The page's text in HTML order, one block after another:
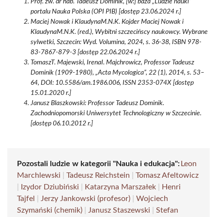
Prof. zw. dr hab. Tadeusz Dominik, [w:] baza „Ludzie nauki”
portalu Nauka Polska (OPI PIB) [dostęp 23.06.2024 r.]
Maciej Nowak i KlaudynaM.N.K. Kojder Maciej Nowak i
KlaudynaM.N.K. (red.), Wybitni szczecińscy naukowcy. Wybrane
sylwetki, Szczecin: Wyd. Volumina, 2024, s. 36-38, ISBN 978-
83-7867-879-3 [dostęp 22.06.2024 r.]
TomaszT. Majewski, IrenaI. Majchrowicz, Professor Tadeusz
Dominik (1909-1980), „Acta Mycologica”, 22 (1), 2014, s. 53–
64, DOI: 10.5586/am.1986.006, ISSN 2353-074X [dostęp
15.01.2020 r.]
Janusz Blaszkowski: Professor Tadeusz Dominik.
Zachodniopomorski Uniwersytet Technologiczny w Szczecinie.
[dostęp 06.10.2012 r.]
Pozostali ludzie w kategorii "Nauka i edukacja": Leon
Marchlewski
Tadeusz Reichstein
Tomasz Afeltowicz
Izydor Dziubiński Katarzyna Marszałek
Henri
Tajfel
Jerzy Jankowski (profesor)
Wojciech
Szymański (chemik)
Janusz Staszewski Stefan